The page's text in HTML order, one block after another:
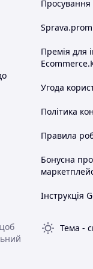
Просування
Премія для
Угода
Політика
Правила
Бонусна
Інструкція
Тема -